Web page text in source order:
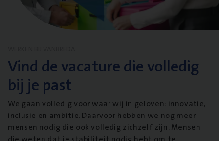
Vind de vacature die volledig
bij je past
We gaan volledig voor waar wij in geloven: innovatie,
inclusie en ambitie. Daarvoor hebben we nog meer
mensen nodig die ook volledig zichzelf zijn. Mensen